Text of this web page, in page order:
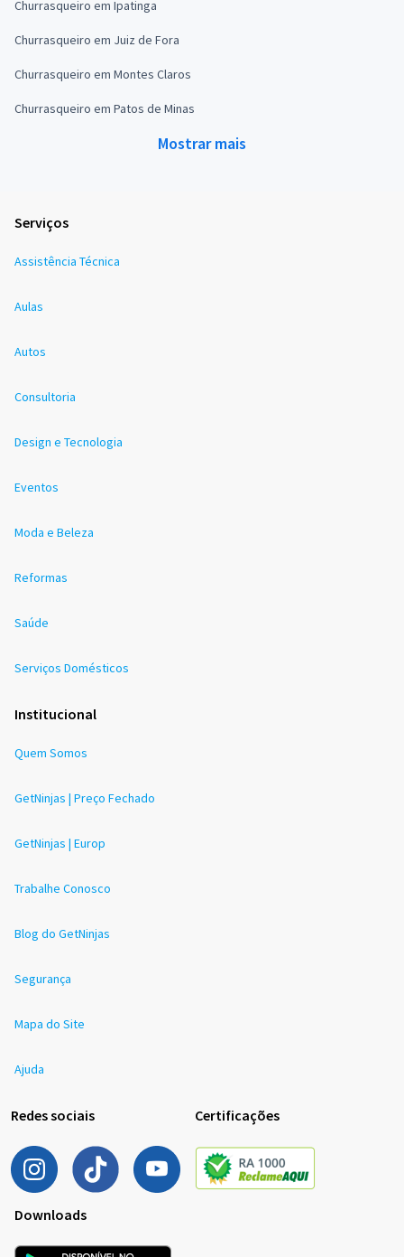
Churrasqueiro em Ipatinga
Churrasqueiro em Juiz de Fora
Churrasqueiro em Montes Claros
Churrasqueiro em Patos de Minas
Mostrar mais
Serviços
Assistência Técnica
Aulas
Autos
Consultoria
Design e Tecnologia
Eventos
Moda e Beleza
Reformas
Saúde
Serviços Domésticos
Institucional
Quem Somos
GetNinjas | Preço Fechado
GetNinjas | Europ
Trabalhe Conosco
Blog do GetNinjas
Segurança
Mapa do Site
Ajuda
Redes sociais Certificações
Downloads